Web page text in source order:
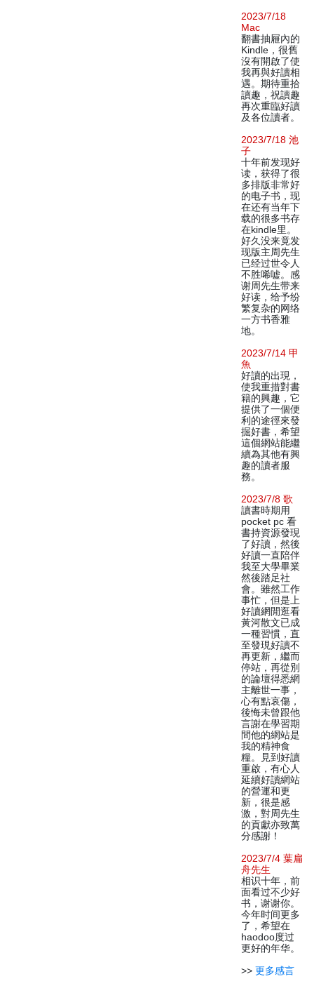
2023/7/18
Mac
翻書抽屜內的
Kindle，很舊
沒有開啟了使
我再與好讀相
遇。期待重拾
讀趣，祝讀趣
再次重臨好讀
及各位讀者。
2023/7/18 池
子
十年前发现好
读，获得了很
多排版非常好
的电子书，现
在还有当年下
载的很多书存
在kindle里。
好久没来竟发
现版主周先生
已经过世令人
不胜唏嘘。感
谢周先生带来
好读，给予纷
繁复杂的网络
一方书香雅
地。
2023/7/14 甲
魚
好讀的出現，
使我重措對書
籍的興趣，它
提供了一個便
利的途徑來發
掘好書，希望
這個網站能繼
續為其他有興
趣的讀者服
務。
2023/7/8 歌
讀書時期用
pocket pc 看
書持資源發現
了好讀，然後
好讀一直陪伴
我至大學畢業
然後踏足社
會。雖然工作
事忙，但是上
好讀網閒逛看
黃河散文已成
一種習慣，直
至發現好讀不
再更新，繼而
停站，再從別
的論壇得悉網
主離世一事，
心有點哀傷，
後悔未曾跟他
言謝在學習期
間他的網站是
我的精神食
糧。見到好讀
重啟，有心人
延續好讀網站
的營運和更
新，很是感
激，對周先生
的貢獻亦致萬
分感謝！
2023/7/4 葉扁
舟先生
相识十年，前
面看过不少好
书，谢谢你。
今年时间更多
了，希望在
haodoo度过
更好的年华。
>> 更多感言